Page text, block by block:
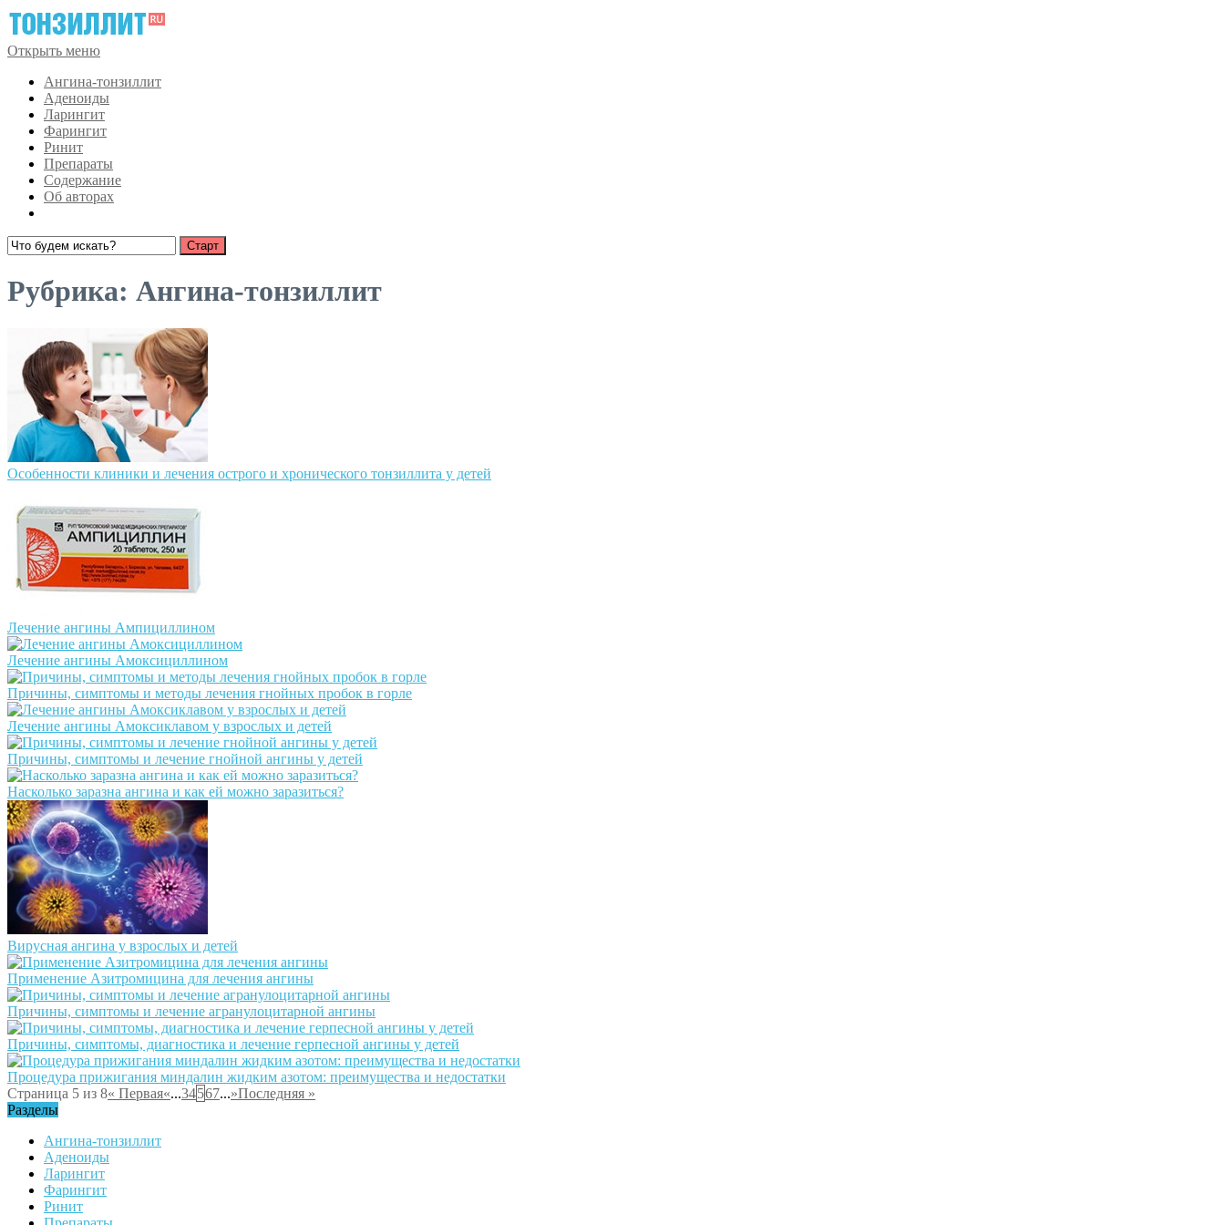
Открыть меню
Ангина-тонзиллит
Аденоиды
Ларингит
Фарингит
Ринит
Препараты
Содержание
Об авторах
Рубрика: Ангина-тонзиллит
Особенности клиники и лечения острого и хронического тонзиллита у детей
Лечение ангины Ампициллином
Лечение ангины Амоксициллином
Причины, симптомы и методы лечения гнойных пробок в горле
Лечение ангины Амоксиклавом у взрослых и детей
Причины, симптомы и лечение гнойной ангины у детей
Насколько заразна ангина и как ей можно заразиться?
Вирусная ангина у взрослых и детей
Применение Азитромицина для лечения ангины
Причины, симптомы и лечение агранулоцитарной ангины
Причины, симптомы, диагностика и лечение герпесной ангины у детей
Процедура прижигания миндалин жидким азотом: преимущества и недостатки
Страница 5 из 8« Первая«...34567...»Последняя »
Разделы
Ангина-тонзиллит
Аденоиды
Ларингит
Фарингит
Ринит